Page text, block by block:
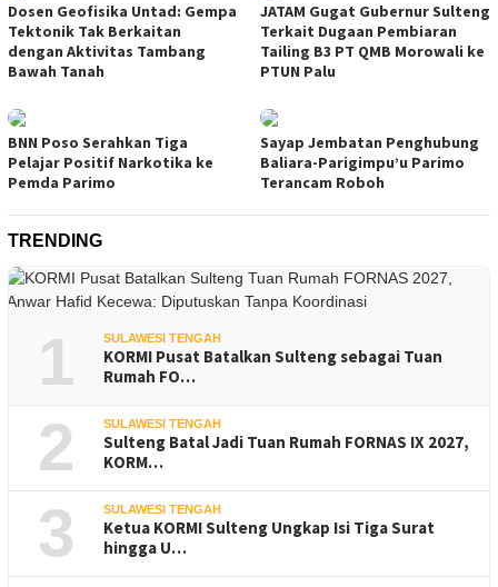
Dosen Geofisika Untad: Gempa
Tektonik Tak Berkaitan
dengan Aktivitas Tambang
Bawah Tanah
JATAM Gugat Gubernur Sulteng
Terkait Dugaan Pembiaran
Tailing B3 PT QMB Morowali ke
PTUN Palu
BNN Poso Serahkan Tiga
Pelajar Positif Narkotika ke
Pemda Parimo
Sayap Jembatan Penghubung
Baliara-Parigimpu’u Parimo
Terancam Roboh
TRENDING
1 SULAWESI TENGAH
KORMI Pusat Batalkan Sulteng sebagai Tuan
Rumah FO…
2 SULAWESI TENGAH
Sulteng Batal Jadi Tuan Rumah FORNAS IX 2027,
KORM…
3 SULAWESI TENGAH
Ketua KORMI Sulteng Ungkap Isi Tiga Surat
hingga U…